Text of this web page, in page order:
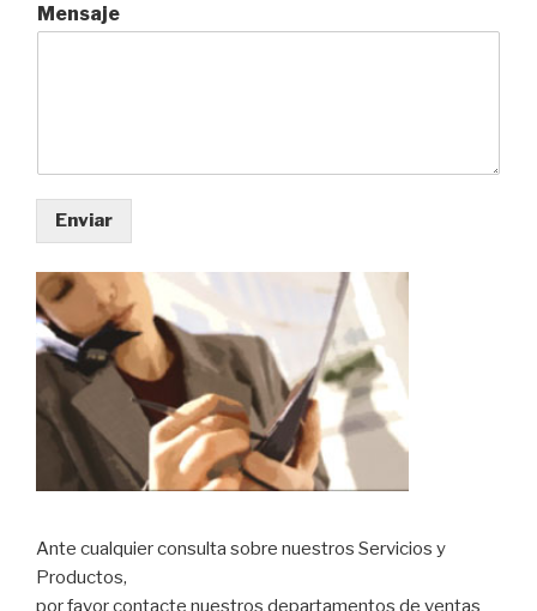
Mensaje
Enviar
Ante cualquier consulta sobre nuestros Servicios y
Productos,
por favor contacte nuestros departamentos de ventas